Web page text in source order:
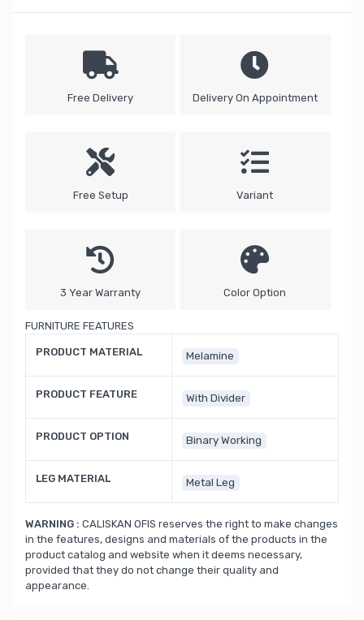
Free Delivery Delivery On Appointment
Free Setup Variant
3 Year Warranty Color Option
FURNITURE FEATURES
PRODUCT MATERIAL Melamine
PRODUCT FEATURE With Divider
PRODUCT OPTION Binary Working
LEG MATERIAL Metal Leg
WARNING : CALISKAN OFIS reserves the right to make changes
in the features, designs and materials of the products in the
product catalog and website when it deems necessary,
provided that they do not change their quality and
appearance.